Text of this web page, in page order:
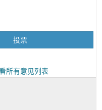
投票
所有意见列表